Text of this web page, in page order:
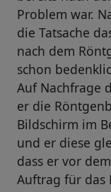
Problem war.
die Tatsache
nach dem
schon
Auf Nachfrage
er die
Bildschirm im
und er diese
dass er vor
Auftrag für das